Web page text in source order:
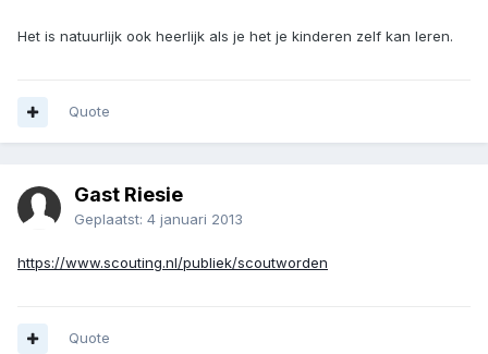
Het is natuurlijk ook heerlijk als je het je kinderen zelf kan leren.
Quote
Gast Riesie
Geplaatst: 4 januari 2013
https://www.scouting.nl/publiek/scoutworden
Quote